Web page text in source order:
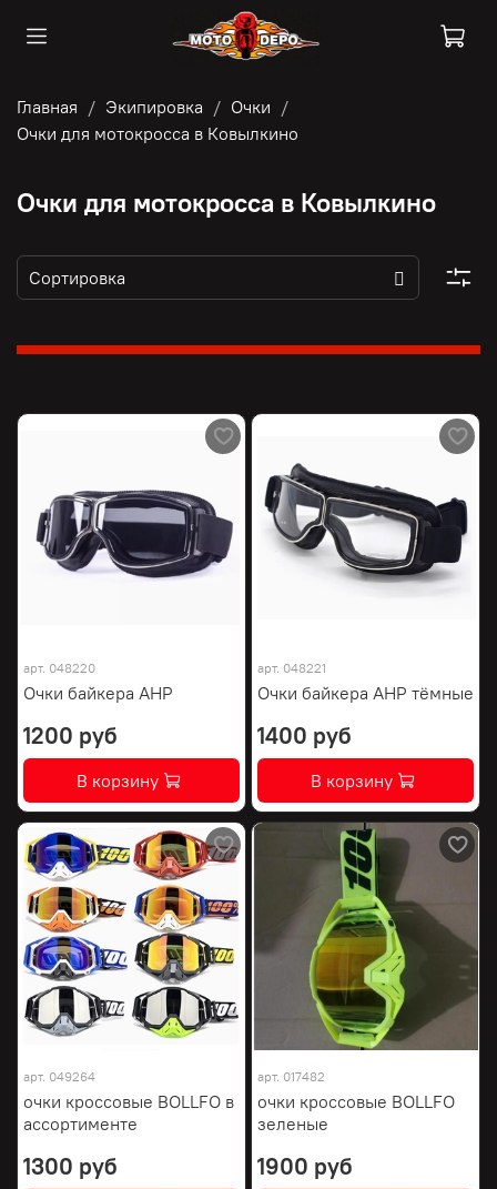
Главная Экипировка
Очки
Очки для мотокросса в Ковылкино
Очки для мотокросса в Ковылкино
арт. 048220
Очки байкера AHP
1200 руб
В корзину
арт. 048221
Очки байкера AHP тёмные
1400 руб
В корзину
арт. 049264
очки кроссовые BOLLFO в
ассортименте
1300 руб
арт. 017482
очки кроссовые BOLLFO
зеленые
1900 руб